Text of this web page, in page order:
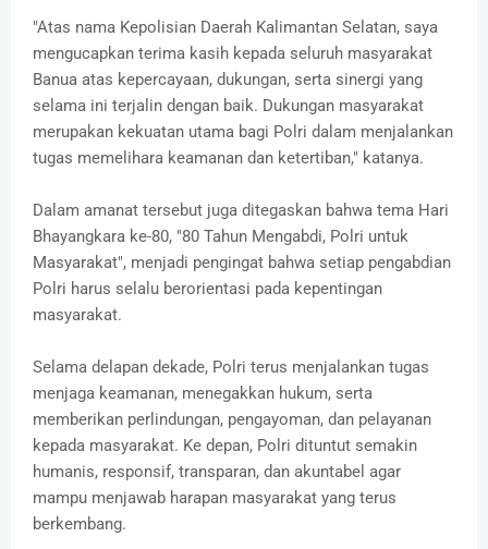
"Atas nama Kepolisian Daerah Kalimantan Selatan, saya
mengucapkan terima kasih kepada seluruh masyarakat
Banua atas kepercayaan, dukungan, serta sinergi yang
selama ini terjalin dengan baik. Dukungan masyarakat
merupakan kekuatan utama bagi Polri dalam menjalankan
tugas memelihara keamanan dan ketertiban," katanya.
Dalam amanat tersebut juga ditegaskan bahwa tema Hari
Bhayangkara ke-80, "80 Tahun Mengabdi, Polri untuk
Masyarakat", menjadi pengingat bahwa setiap pengabdian
Polri harus selalu berorientasi pada kepentingan
masyarakat.
Selama delapan dekade, Polri terus menjalankan tugas
menjaga keamanan, menegakkan hukum, serta
memberikan perlindungan, pengayoman, dan pelayanan
kepada masyarakat. Ke depan, Polri dituntut semakin
humanis, responsif, transparan, dan akuntabel agar
mampu menjawab harapan masyarakat yang terus
berkembang.